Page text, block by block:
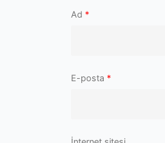
Ad *
E-posta *